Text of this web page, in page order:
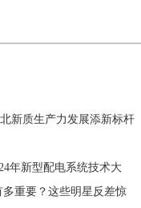
新质生产力发展添新标杆
年新型配电系统技术大
重要？这些明星反差惊